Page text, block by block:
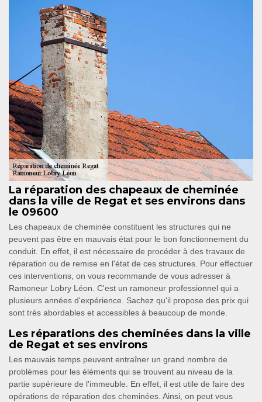
La réparation des chapeaux de cheminée
dans la ville de Regat et ses environs dans
le 09600
Les chapeaux de cheminée constituent les structures qui ne
peuvent pas être en mauvais état pour le bon fonctionnement du
conduit. En effet, il est nécessaire de procéder à des travaux de
réparation ou de remise en l'état de ces structures. Pour effectuer
ces interventions, on vous recommande de vous adresser à
Ramoneur Lobry Léon. C'est un ramoneur professionnel qui a
plusieurs années d'expérience. Sachez qu'il propose des prix qui
sont très abordables et accessibles à beaucoup de monde.
Les réparations des cheminées dans la ville
de Regat et ses environs
Les mauvais temps peuvent entraîner un grand nombre de
problèmes pour les éléments qui se trouvent au niveau de la
partie supérieure de l'immeuble. En effet, il est utile de faire des
opérations de réparation des cheminées. Ainsi, on peut vous